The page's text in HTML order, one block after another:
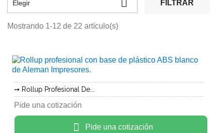
Elegir FILTRAR
Mostrando 1-12 de 22 artículo(s)
Rollup Profesional De...
Pide una cotización
Pide una cotización